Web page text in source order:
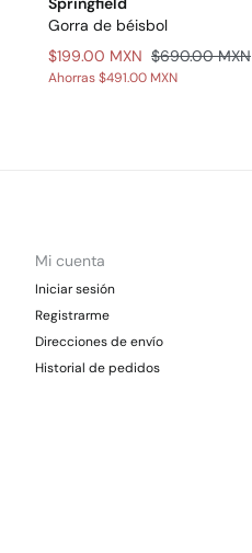
Gorra de béisbol
$199.00 MXN $690.00 MXN
Ahorras$491.00 MXN
Mi cuenta
Iniciar sesión
Registrarme
Direcciones de envío
Historial de pedidos